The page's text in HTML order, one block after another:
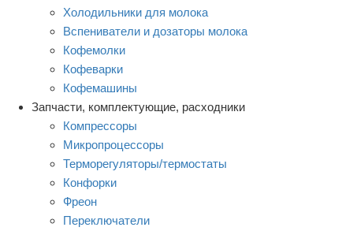
Холодильники для молока
Вспениватели и дозаторы молока
Кофемолки
Кофеварки
Кофемашины
Запчасти, комплектующие, расходники
Компрессоры
Микропроцессоры
Терморегуляторы/термостаты
Конфорки
Фреон
Переключатели